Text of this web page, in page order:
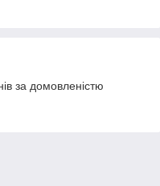
за домовленістю